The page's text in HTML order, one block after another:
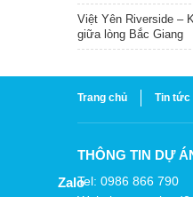
Việt Yên Riverside –
giữa lòng Bắc Giang
Trang chủ Tin tức
THÔNG TIN DỰ
Tel: 0986 866 790
Zalo